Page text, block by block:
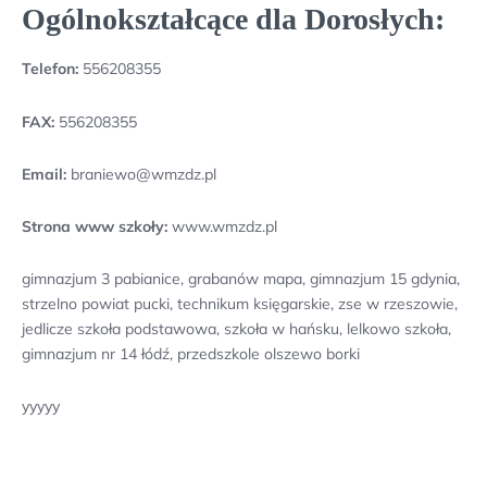
Ogólnokształcące dla Dorosłych:
Telefon: 556208355
FAX: 556208355
Email: braniewo@wmzdz.pl
Strona www szkoły: www.wmzdz.pl
gimnazjum 3 pabianice, grabanów mapa, gimnazjum 15 gdynia,
strzelno powiat pucki, technikum księgarskie, zse w rzeszowie,
jedlicze szkoła podstawowa, szkoła w hańsku, lelkowo szkoła,
gimnazjum nr 14 łódź, przedszkole olszewo borki
yyyyy